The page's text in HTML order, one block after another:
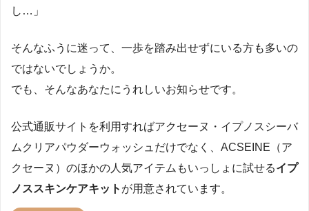
し…」
そんなふうに迷って、一歩を踏み出せずにいる方も多いの
ではないでしょうか。
でも、そんなあなたにうれしいお知らせです。
公式通販サイトを利用すればアクセーヌ・イプノスシーバ
ムクリアパウダーウォッシュだけでなく、ACSEINE（ア
クセーヌ）のほかの人気アイテムもいっしょに試せるイプ
ノススキンケアキット が用意されています。